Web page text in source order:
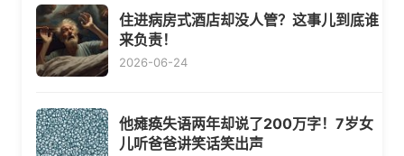
住进病房式酒店却没人管？这事儿到底谁
来负责！
2026-06-24
他瘫痪失语两年却说了200万字！7岁女
儿听爸爸讲笑话笑出声